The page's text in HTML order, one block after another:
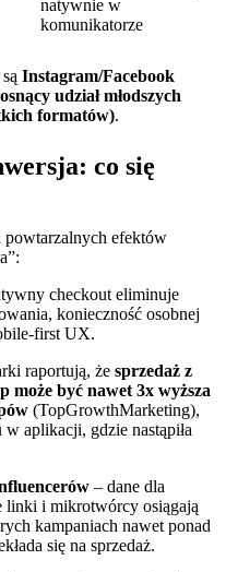
natywnie w
komunikatorze
Instagram/Facebook
udział młodszych
formatów).
co się
powtarzalnych efektów
checkout eliminuje
konieczność osobnej
first UX.
raportują, że sprzedaż z
może być nawet 3x wyższa
(TopGrowthMarketing),
aplikacji, gdzie nastąpiła
– dane dla
linki i mikrotwórcy osiągają
kampaniach nawet ponad
się na sprzedaż.